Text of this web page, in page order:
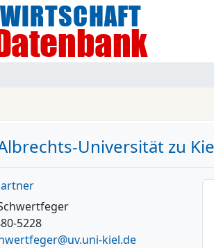
Universität zu
5228
kiel.de